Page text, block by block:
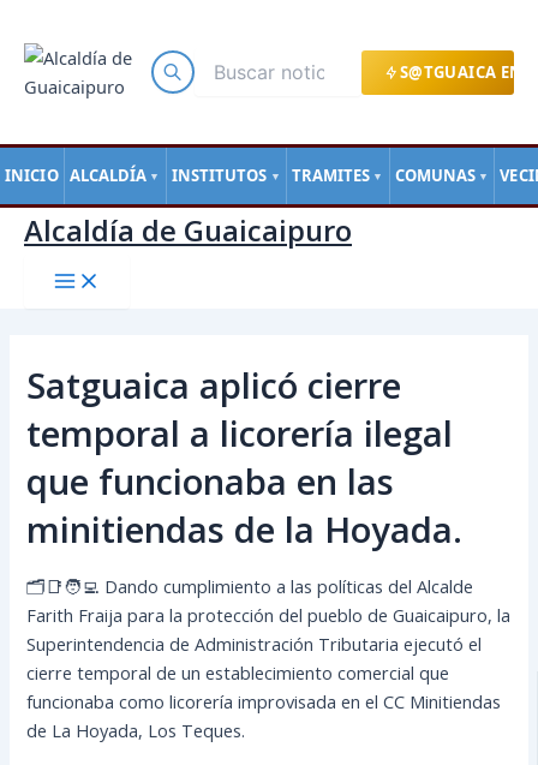
S@TGUAICA EN
INICIO ALCALDÍA ▼ INSTITUTOS ▼ TRAMITES ▼ COMUNAS ▼
contenido
Alcaldía de Guaicaipuro
Satguaica aplicó cierre
temporal a licorería ilegal
que funcionaba en las
minitiendas de la Hoyada.
🗂️📑🧑‍💻 Dando cumplimiento a las políticas del Alcalde
Farith Fraija para la protección del pueblo de Guaicaipuro, la
Superintendencia de Administración Tributaria ejecutó el
cierre temporal de un establecimiento comercial que
funcionaba como licorería improvisada en el CC Minitiendas
de La Hoyada, Los Teques.
de
entradas